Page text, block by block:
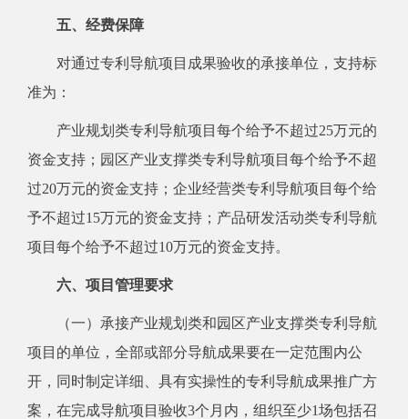
五、经费保障
对通过专利导航项目成果验收的承接单位，支持标
准为：
产业规划类专利导航项目每个给予不超过25万元的
资金支持；园区产业支撑类专利导航项目每个给予不超
过20万元的资金支持；企业经营类专利导航项目每个给
予不超过15万元的资金支持；产品研发活动类专利导航
项目每个给予不超过10万元的资金支持。
六、项目管理要求
（一）承接产业规划类和园区产业支撑类专利导航
项目的单位，全部或部分导航成果要在一定范围内公
开，同时制定详细、具有实操性的专利导航成果推广方
案，在完成导航项目验收3个月内，组织至少1场包括召